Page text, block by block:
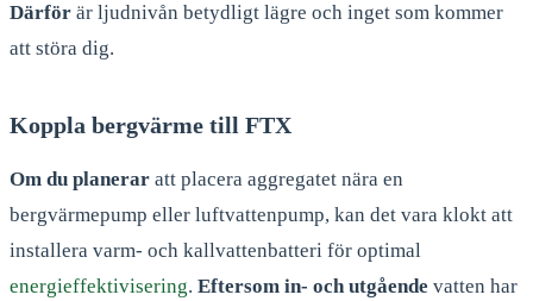
Därför är ljudnivån betydligt lägre och inget som kommer
att störa dig.
Koppla bergvärme till FTX
Om du planerar att placera aggregatet nära en
bergvärmepump eller luftvattenpump, kan det vara klokt att
installera varm- och kallvattenbatteri för optimal
energieffektivisering. Eftersom in- och utgående vatten har